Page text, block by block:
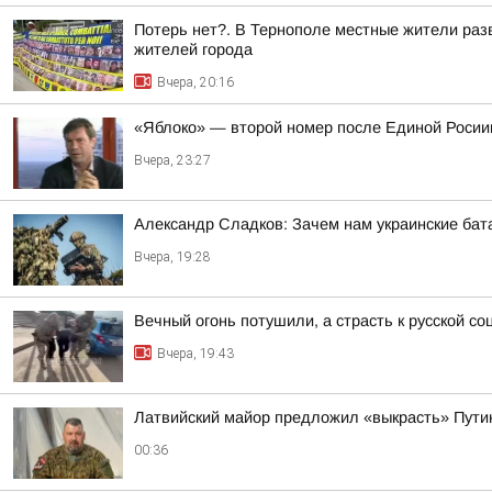
Потерь нет?. В Тернополе местные жители
жителей города
Вчера, 20:16
«Яблоко» — второй номер после Единой
Вчера, 23:27
Александр Сладков: Зачем нам украинские
Вчера, 19:28
Вечный огонь потушили, а страсть к русской
Вчера, 19:43
Латвийский майор предложил «выкрасть»
00:36